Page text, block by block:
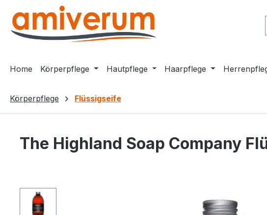
Hauptinhalt springen
Zur Suche springen
Zur Hauptnavigation springen
Home Körperpflege Hautpflege Haarpflege
Körperpflege Flüssigseife
The Highland Soap Company
Bildergalerie überspringen